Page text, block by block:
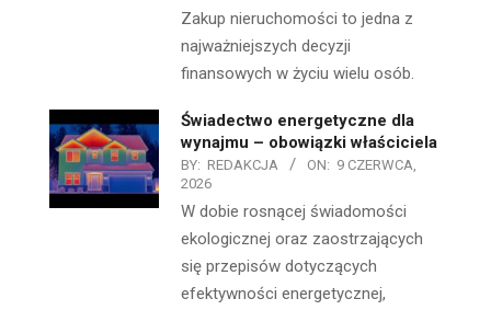
Zakup nieruchomości to jedna z
najważniejszych decyzji
finansowych w życiu wielu osób.
Świadectwo energetyczne dla
wynajmu – obowiązki właściciela
BY: REDAKCJA ON: 9 CZERWCA,
2026
W dobie rosnącej świadomości
ekologicznej oraz zaostrzających
się przepisów dotyczących
efektywności energetycznej,